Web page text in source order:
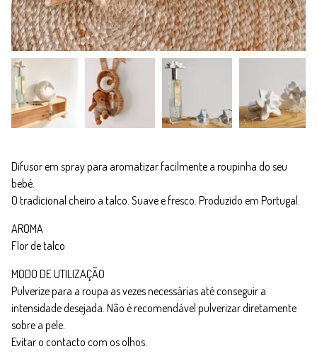
Difusor em spray para aromatizar facilmente a roupinha do seu
bebé.
O tradicional cheiro a talco. Suave e fresco. Produzido em Portugal.
AROMA
Flor de talco
MODO DE UTILIZAÇÃO
Pulverize para a roupa as vezes necessárias até conseguir a
intensidade desejada. Não é recomendável pulverizar diretamente
sobre a pele.
Evitar o contacto com os olhos.